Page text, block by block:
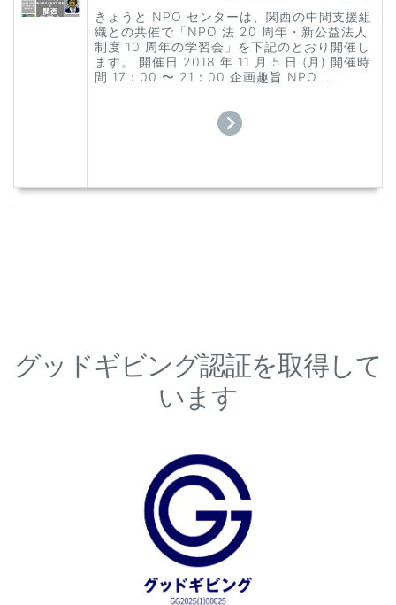
きょうと NPO センターは、関西の中間支援組
織との共催で「NPO 法 20 周年・新公益法人
制度 10 周年の学習会」を下記のとおり開催し
ます。 開催日 2018 年 11 月 5 日 (月) 開催時
間 17：00 〜 21：00 企画趣旨 NPO ...
グッドギビング認証を取得して
います